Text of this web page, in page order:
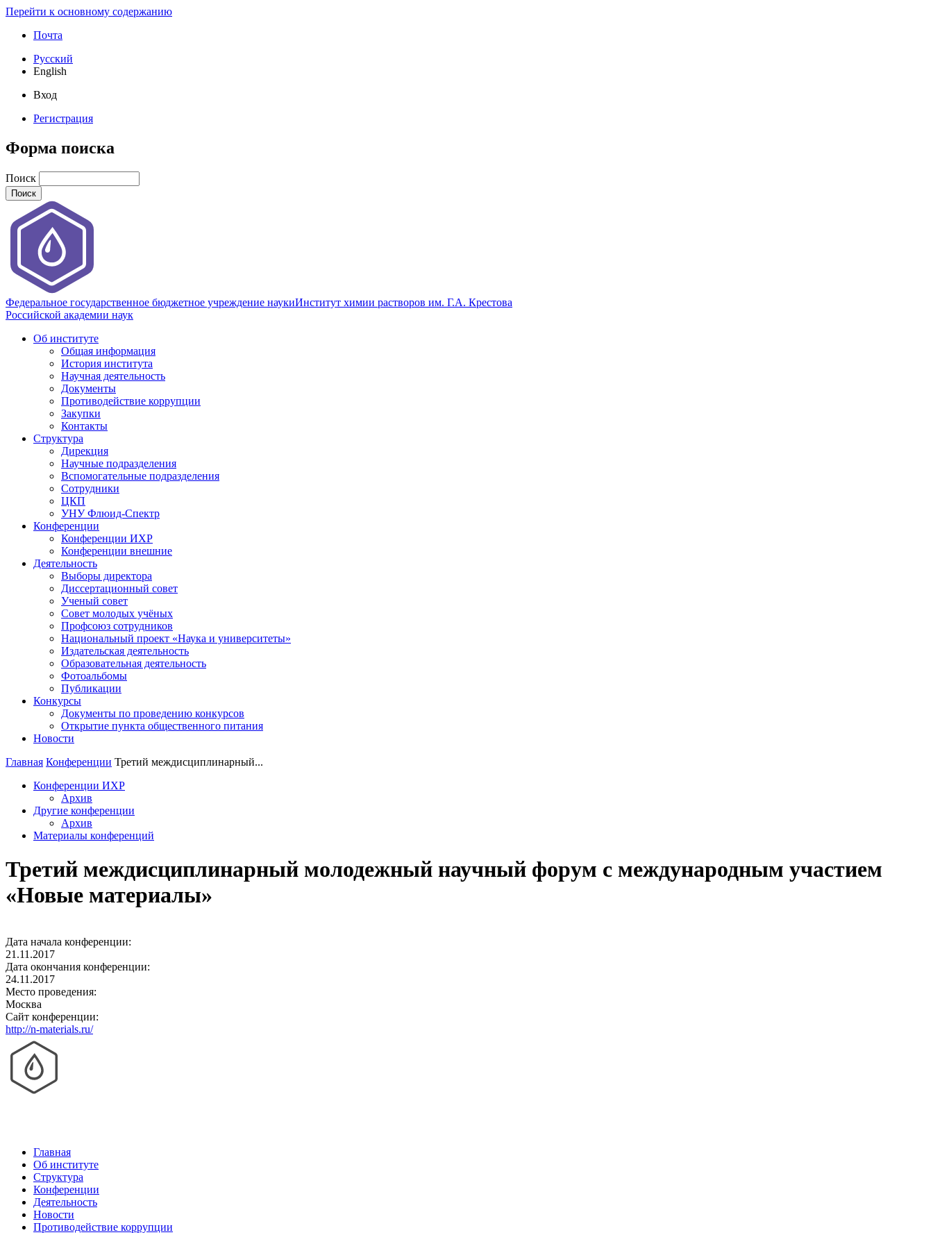
Перейти к основному содержанию
Почта
Русский
English
Вход
Регистрация
Форма поиска
Поиск
Федеральное государственное бюджетное учреждение наукиИнститут химии растворов им. Г.А. Крестова
Российской академии наук
Об институте
Общая информация
История института
Научная деятельность
Документы
Противодействие коррупции
Закупки
Контакты
Структура
Дирекция
Научные подразделения
Вспомогательные подразделения
Сотрудники
ЦКП
УНУ Флюид-Спектр
Конференции
Конференции ИХР
Конференции внешние
Деятельность
Выборы директора
Диссертационный совет
Ученый совет
Совет молодых учёных
Профсоюз сотрудников
Национальный проект «Наука и университеты»
Издательская деятельность
Образовательная деятельность
Фотоальбомы
Публикации
Конкурсы
Документы по проведению конкурсов
Открытие пункта общественного питания
Новости
Главная Конференции Третий междисциплинарный...
Конференции ИХР
Архив
Другие конференции
Архив
Материалы конференций
Третий междисциплинарный молодежный научный форум с международным участием
«Новые материалы»
Дата начала конференции:
21.11.2017
Дата окончания конференции:
24.11.2017
Место проведения:
Москва
Сайт конференции:
http://n-materials.ru/
Главная
Об институте
Структура
Конференции
Деятельность
Новости
Противодействие коррупции